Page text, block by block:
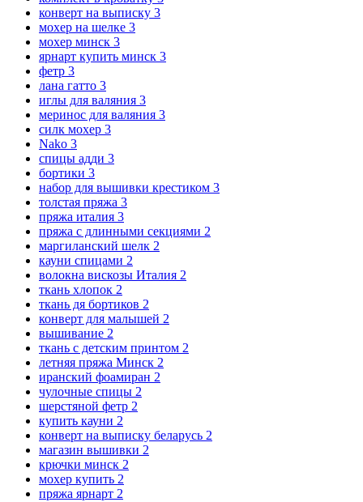
конверт на выписку 3
мохер на шелке 3
мохер минск 3
ярнарт купить минск 3
фетр 3
лана гатто 3
иглы для валяния 3
меринос для валяния 3
силк мохер 3
Nako 3
спицы адди 3
бортики 3
набор для вышивки крестиком 3
толстая пряжа 3
пряжа италия 3
пряжа с длинными секциями 2
маргиланский шелк 2
кауни спицами 2
волокна вискозы Италия 2
ткань хлопок 2
ткань дя бортиков 2
конверт для малышей 2
вышивание 2
ткань с детским принтом 2
летняя пряжа Минск 2
иранский фоамиран 2
чулочные спицы 2
шерстяной фетр 2
купить кауни 2
конверт на выписку беларусь 2
магазин вышивки 2
крючки минск 2
мохер купить 2
пряжа ярнарт 2